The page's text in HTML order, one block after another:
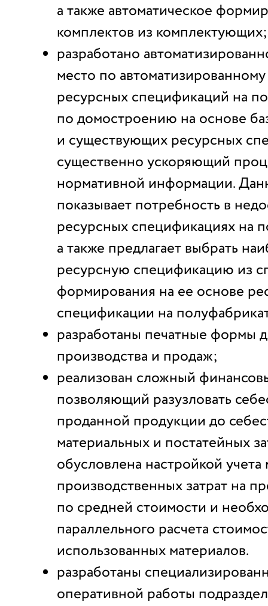
а также автоматическое
комплектов из комплектующих;
разработано
место по
ресурсных спецификаций на
по домостроению на основе
и существующих ресурсных
существенно ускоряющий
нормативной информации.
показывает потребность в
ресурсных спецификациях на
а также предлагает выбрать
ресурсную спецификацию из
формирования на ее основе
спецификации на
разработаны печатные формы
производства и продаж;
реализован сложный
позволяющий разузловать
проданной продукции до
материальных и постатейных
обусловлена настройкой
производственных затрат на
по средней стоимости и
параллельного расчета
использованных материалов.
разработаны
оперативной работы